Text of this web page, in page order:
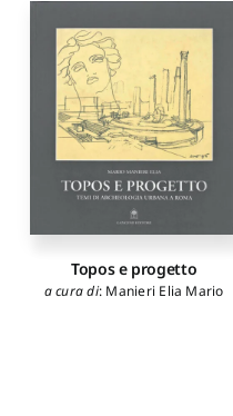
Topos e progetto
a cura di: Manieri Elia Mario